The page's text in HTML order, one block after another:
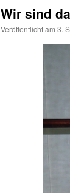
Wir sind
Veröffentlicht am 3.